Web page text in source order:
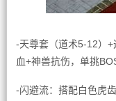
-天尊套（道术5-12）
血+神兽抗伤，单挑
-闪避流：搭配白色虎